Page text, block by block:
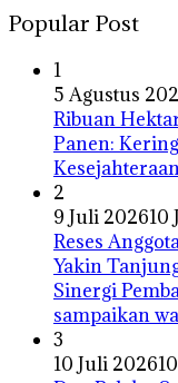
Popular Post
1
5 Agustus
Ribuan
Panen:
2
9 Juli 202610
Reses
Yakin
Sinergi
sampaikan
3
10 Juli 2026